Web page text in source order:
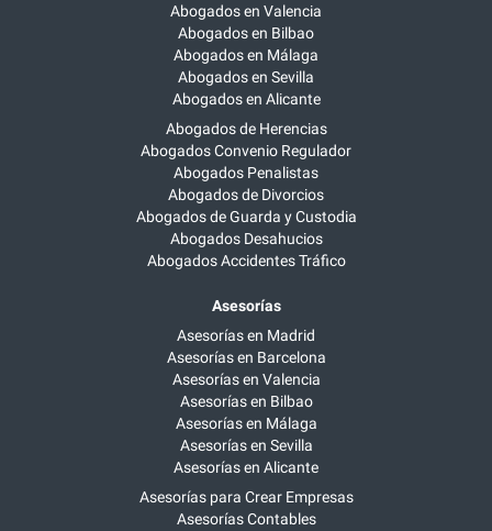
Abogados en Valencia
Abogados en Bilbao
Abogados en Málaga
Abogados en Sevilla
Abogados en Alicante
Abogados de Herencias
Abogados Convenio Regulador
Abogados Penalistas
Abogados de Divorcios
Abogados de Guarda y Custodia
Abogados Desahucios
Abogados Accidentes Tráfico
Asesorías
Asesorías en Madrid
Asesorías en Barcelona
Asesorías en Valencia
Asesorías en Bilbao
Asesorías en Málaga
Asesorías en Sevilla
Asesorías en Alicante
Asesorías para Crear Empresas
Asesorías Contables